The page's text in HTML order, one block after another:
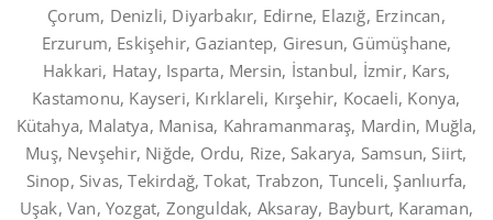
Çorum, Denizli, Diyarbakır, Edirne, Elazığ, Erzincan,
Erzurum, Eskişehir, Gaziantep, Giresun, Gümüşhane,
Hakkari, Hatay, Isparta, Mersin, İstanbul, İzmir, Kars,
Kastamonu, Kayseri, Kırklareli, Kırşehir, Kocaeli, Konya,
Kütahya, Malatya, Manisa, Kahramanmaraş, Mardin, Muğla,
Muş, Nevşehir, Niğde, Ordu, Rize, Sakarya, Samsun, Siirt,
Sinop, Sivas, Tekirdağ, Tokat, Trabzon, Tunceli, Şanlıurfa,
Uşak, Van, Yozgat, Zonguldak, Aksaray, Bayburt, Karaman,